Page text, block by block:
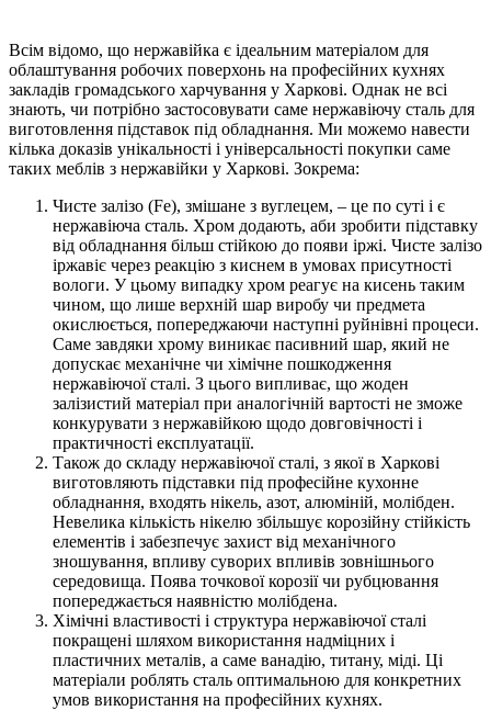
Всім відомо, що нержавійка є ідеальним матеріалом для
облаштування робочих поверхонь на професійних кухнях
закладів громадського харчування у Харкові. Однак не всі
знають, чи потрібно застосовувати саме нержавіючу сталь для
виготовлення підставок під обладнання. Ми можемо навести
кілька доказів унікальності і універсальності покупки саме
таких меблів з нержавійки у Харкові. Зокрема:
Чисте залізо (Fe), змішане з вуглецем, – це по суті і є
нержавіюча сталь. Хром додають, аби зробити підставку
від обладнання більш стійкою до появи іржі. Чисте залізо
іржавіє через реакцію з киснем в умовах присутності
вологи. У цьому випадку хром реагує на кисень таким
чином, що лише верхній шар виробу чи предмета
окислюється, попереджаючи наступні руйнівні процеси.
Саме завдяки хрому виникає пасивний шар, який не
допускає механічне чи хімічне пошкодження
нержавіючої сталі. З цього випливає, що жоден
залізистий матеріал при аналогічній вартості не зможе
конкурувати з нержавійкою щодо довговічності і
практичності експлуатації.
Також до складу нержавіючої сталі, з якої в Харкові
виготовляють підставки під професійне кухонне
обладнання, входять нікель, азот, алюміній, молібден.
Невелика кількість нікелю збільшує корозійну стійкість
елементів і забезпечує захист від механічного
зношування, впливу суворих впливів зовнішнього
середовища. Поява точкової корозії чи рубцювання
попереджається наявністю молібдена.
Хімічні властивості і структура нержавіючої сталі
покращені шляхом використання надміцних і
пластичних металів, а саме ванадію, титану, міді. Ці
матеріали роблять сталь оптимальною для конкретних
умов використання на професійних кухнях.